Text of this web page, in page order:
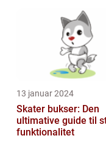
13 januar 2024
Skater bukser: Den
ultimative guide til
funktionalitet